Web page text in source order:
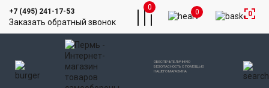
+7 (495) 241-17-53
Заказать обратный звонок
ОБЕСПЕЧЬТЕ ЛИЧНУЮ
БЕЗОПАСНОСТЬ С ПОМОЩЬЮ
НАШЕГО МАГАЗИНА
0
0 0